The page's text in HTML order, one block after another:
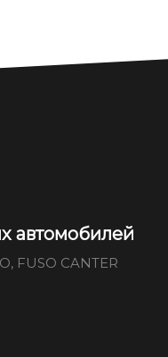
автомобилей
FUSO CANTER